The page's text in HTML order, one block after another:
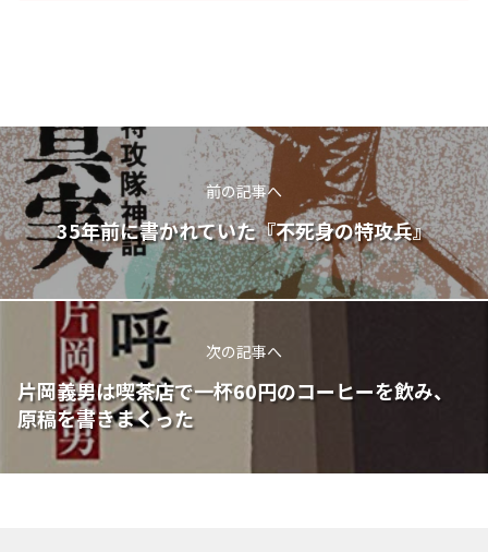
前の記事へ
35年前に書かれていた『不死身の特攻兵』
次の記事へ
片岡義男は喫茶店で一杯60円のコーヒーを飲み、
原稿を書きまくった